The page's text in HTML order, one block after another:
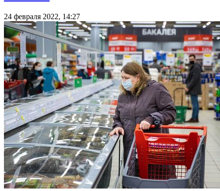
24 февраля 2022, 14:27